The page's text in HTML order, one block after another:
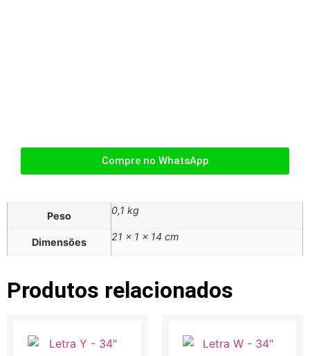
Compre no WhatsApp
Peso 0,1 kg
Dimensões 21 × 1 × 14 cm
Produtos relacionados